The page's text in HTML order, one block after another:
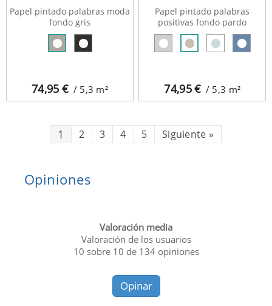
74,95 € / 5,3 m²
Papel pintado palabras moda
fondo gris
74,95€ / 5,3 m²
Papel pintado palabras
positivas fondo pardo
1 2 3 4 5 Siguiente »
Opiniones
Valoración media
Valoración de los usuarios
10 sobre 10 de 134opiniones
Opinar